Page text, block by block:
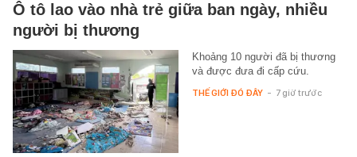
Ô tô lao vào nhà trẻ giữa ban ngày, nhiều
người bị thương
Khoảng 10 người đã bị thương
và được đưa đi cấp cứu.
THẾ GIỚI ĐÓ ĐÂY - 7 giờ trước